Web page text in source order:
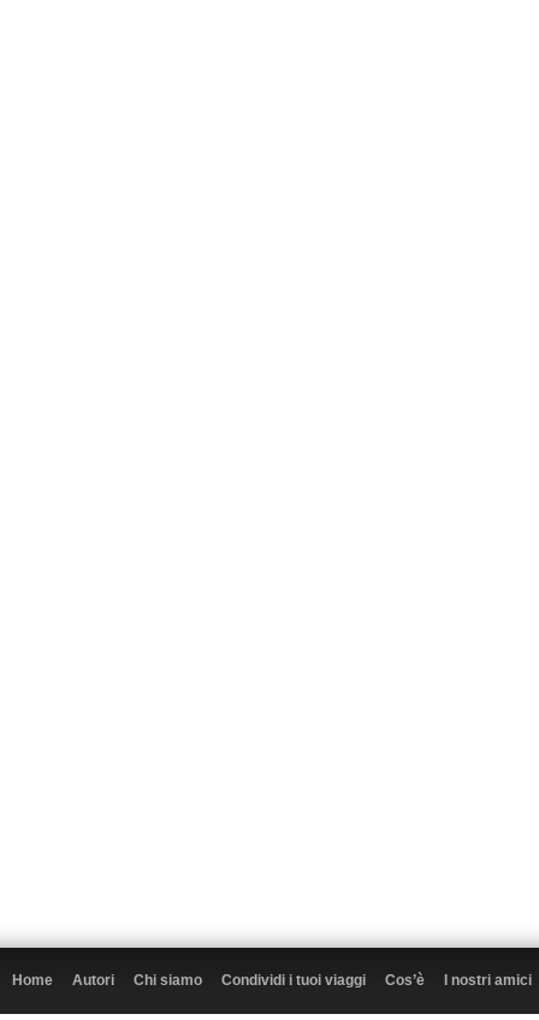
Home Autori Chi siamo Condividi i tuoi viaggi Cos’è I nostri amici